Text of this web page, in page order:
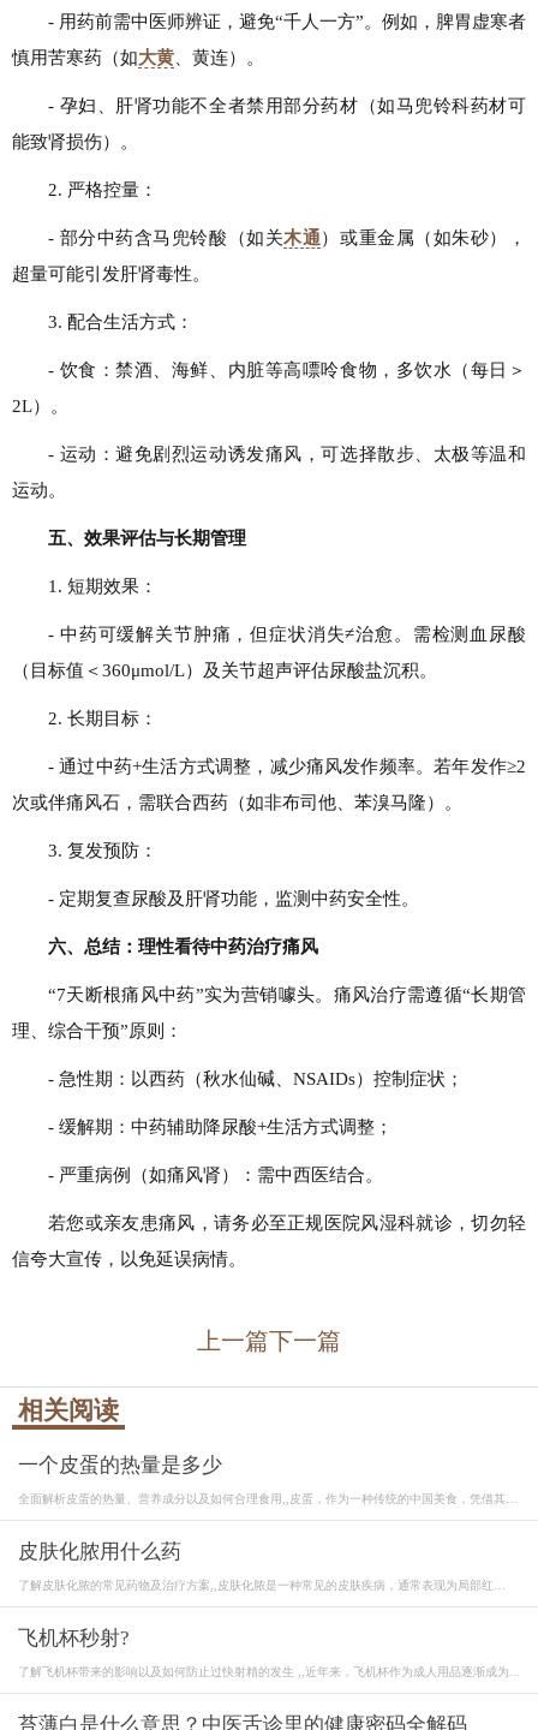
- 用药前需中医师辨证，避免“千人一方”。例如，脾胃虚寒者
慎用苦寒药（如大黄 、黄连）。
- 孕妇、肝肾功能不全者禁用部分药材（如马兜铃科药材可
能致肾损伤）。
2. 严格控量：
- 部分中药含马兜铃酸（如关木通）或重金属（如朱砂），
超量可能引发肝肾毒性。
3. 配合生活方式：
- 饮食：禁酒、海鲜、内脏等高嘌呤食物，多饮水（每日＞
2L）。
- 运动：避免剧烈运动诱发痛风，可选择散步、太极等温和
运动。
五、效果评估与长期管理
1. 短期效果：
- 中药可缓解关节肿痛，但症状消失≠治愈。需检测血尿酸
（目标值＜360μmol/L）及关节超声评估尿酸盐沉积。
2. 长期目标：
- 通过中药+生活方式调整，减少痛风发作频率。若年发作≥2
次或伴痛风石，需联合西药（如非布司他、苯溴马隆）。
3. 复发预防：
- 定期复查尿酸及肝肾功能，监测中药安全性。
六、总结：理性看待中药治疗痛风
“7天断根痛风中药”实为营销噱头。痛风治疗需遵循“长期管
理、综合干预”原则：
- 急性期：以西药（秋水仙碱、NSAIDs）控制症状；
- 缓解期：中药辅助降尿酸+生活方式调整；
- 严重病例（如痛风肾）：需中西医结合。
若您或亲友患痛风，请务必至正规医院风湿科就诊，切勿轻
信夸大宣传，以免延误病情。
上一篇下一篇
相关阅读
一个皮蛋的热量是多少
全面解析皮蛋的热量、营养成分以及如何合理食用,,皮蛋，作为一种传统的中国美食，凭借其
皮肤化脓用什么药
了解皮肤化脓的常见药物及治疗方案,,皮肤化脓是一种常见的皮肤疾病，通常表现为局部红
飞机杯秒射?
了解飞机杯带来的影响以及如何防止过快射精的发生 ,,近年来，飞机杯作为成人用品逐渐成为...
苔薄白是什么意思？中医舌诊里的健康密码全解码